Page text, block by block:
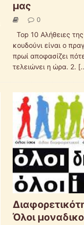
μας
0
Top 10 Αλήθειες
κουδούνι είναι ο
πρωί αποφασίζει
τελειώνει η ώρα. 2.
Όλοι